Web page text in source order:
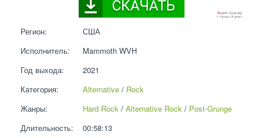
Регион:
США
Исполнитель:
Mammoth WVH
Год выхода:
2021
Категория:
Alternative / Rock
Жанры:
Hard Rock / Alternative Rock / Post-Grunge
Длительность:
00:58:13